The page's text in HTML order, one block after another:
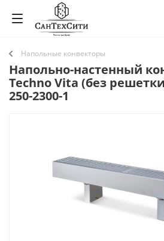
Напольные конвекторы
Напольно-настенный
Techno Vita (без
250-2300-1